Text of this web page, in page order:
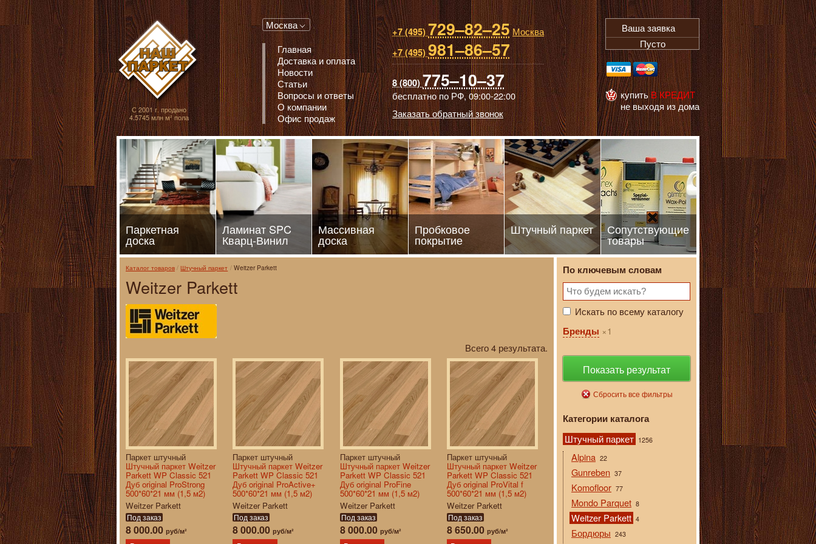
Паркет, Штучный паркет, Массивная доска, Ламинированный паркет
С 2001 г. продано
4.5745 млн м² пола
Москва
Главная
Доставка и оплата
Новости
Статьи
Вопросы и ответы
О компании
Офис продаж
+7 (495)729–82–25 Москва
+7 (495)981–86–57
8 (800)775–10–37
бесплатно по РФ,09:00-22:00
Заказать обратный звонок
Ваша заявка
Пусто
купитьВ КРЕДИТ
не выходя из дома
Паркетная
доска
Ламинат SPC
Кварц-Винил
Массивная
доска
Пробковое
покрытие
Штучный паркет Сопутствующие
товары
Каталог товаров Штучный паркет Weitzer Parkett
Weitzer Parkett
Всего 4 результата.
Паркет штучный
Штучный паркет Weitzer
Parkett WP Classic 521
Дуб original ProStrong
500*60*21 мм (1,5 м2)
Weitzer Parkett
Под заказ
8 000.00 руб/м²
Паркет штучный
Штучный паркет Weitzer
Parkett WP Classic 521
Дуб original ProActive+
500*60*21 мм (1,5 м2)
Weitzer Parkett
Под заказ
8 000.00руб/м²
Паркет штучный
Штучный паркет Weitzer
Parkett WP Classic 521
Дуб original ProFine
500*60*21 мм (1,5 м2)
Weitzer Parkett
Под заказ
8 000.00 руб/м²
Паркет штучный
Штучный паркет Weitzer
Parkett WP Classic 521
Дуб original ProVital f
500*60*21 мм (1,5 м2)
Weitzer Parkett
Под заказ
8 650.00 руб/м²
По ключевым словам
Искать по всему каталогу
Бренды
1
Показать результат
Сбросить все фильтры
Категории каталога
Штучный паркет 1256
Alpina 22
Gunreben 37
Komofloor 77
Mondo Parquet 8
Weitzer Parkett 4
Бордюры 243